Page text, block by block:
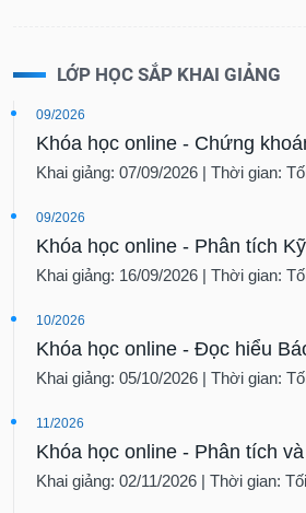
LỚP HỌC SẮP KHAI GIẢNG
09/2026
Khóa học online - Chứng
Khai giảng: 07/09/2026 | Thời gian:
09/2026
Khóa học online - Phân tích
Khai giảng: 16/09/2026 | Thời gian:
10/2026
Khóa học online - Đọc hiểu
Khai giảng: 05/10/2026 | Thời gian:
11/2026
Khóa học online - Phân tích
Khai giảng: 02/11/2026 | Thời gian: